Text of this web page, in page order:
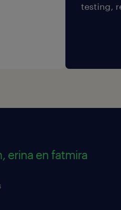
testing,
erina en fatmira